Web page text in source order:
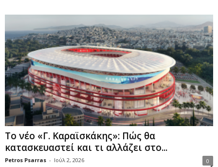
Το νέο «Γ. Καραϊσκάκης»: Πώς θα
κατασκευαστεί και τι αλλάζει στο...
Petros Psarras - Ιούλ 2, 2026 0